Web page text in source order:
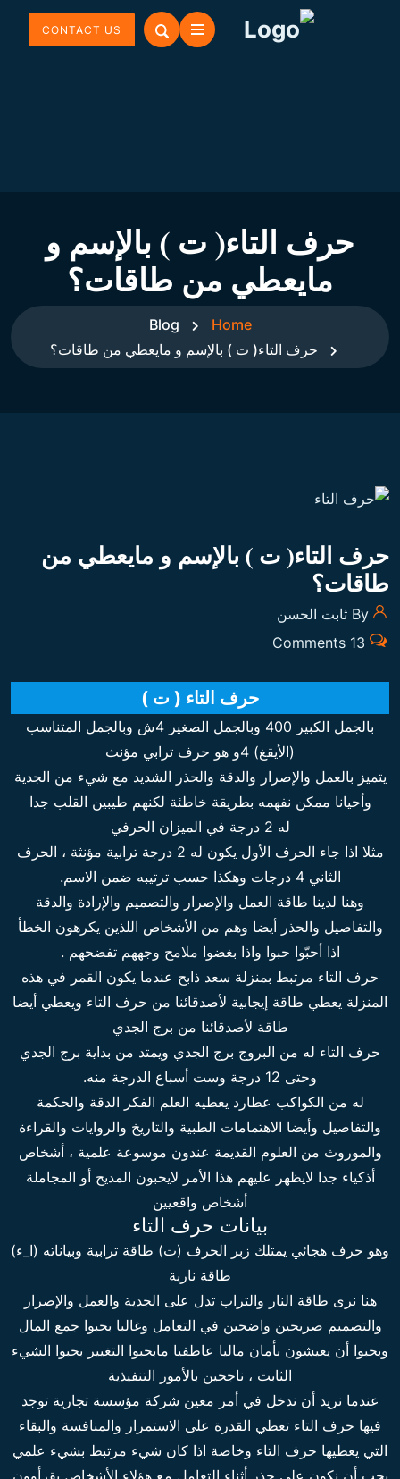
CONTACT US
حرف التاء( ت ) بالإسم و
مايعطي من طاقات؟
Home
Blog
حرف التاء( ت ) بالإسم و مايعطي من طاقات؟
حرف التاء( ت ) بالإسم و مايعطي من
طاقات؟
13 Comments
حرف التاء ( ت )
بالجمل الكبير 400 وبالجمل الصغير 4ش وبالجمل المتناسب
(الأيقغ) 4و هو حرف ترابي مؤنث
يتميز بالعمل والإصرار والدقة والحذر الشديد مع شيء من الجدية
وأحيانا ممكن نفهمه بطريقة خاطئة لكنهم طيبين القلب جدا
له 2 درجة في الميزان الحرفي
مثلا اذا جاء الحرف الأول يكون له 2 درجة ترابية مؤنثة ، الحرف
الثاني 4 درجات وهكذا حسب ترتيبه ضمن الاسم.
وهنا لدينا طاقة العمل والإصرار والتصميم والإرادة والدقة
والتفاصيل والحذر أيضا وهم من الأشخاص اللذين يكرهون الخطأ
اذا أحبّوا حبوا واذا بغضوا ملامح وجههم تفضحهم .
حرف التاء مرتبط بمنزلة سعد ذابح عندما يكون القمر في هذه
المنزلة يعطي طاقة إيجابية لأصدقائنا من حرف التاء ويعطي أيضا
طاقة لأصدقائنا من برج الجدي
حرف التاء له من البروج برج الجدي ويمتد من بداية برج الجدي
وحتى 12 درجة وست أسباع الدرجة منه.
له من الكواكب عطارد يعطيه العلم الفكر الدقة والحكمة
والتفاصيل وأيضا الاهتمامات الطبية والتاريخ والروايات والقراءة
والموروث من العلوم القديمة عندون موسوعة علمية ، أشخاص
أذكياء جدا لايظهر عليهم هذا الأمر لايحبون المديح أو المجاملة
أشخاص واقعيين
بيانات حرف التاء
وهو حرف هجائي يمتلك زبر الحرف (ت) طاقة ترابية وبياناته (ا_ء)
طاقة نارية
هنا نرى طاقة النار والتراب تدل على الجدية والعمل والإصرار
والتصميم صريحين واضحين في التعامل وغالبا بحبوا جمع المال
وبحبوا أن يعيشون بأمان ماليا عاطفيا مابحبوا التغيير بحبوا الشيء
الثابت ، ناجحين بالأمور التنفيذية
عندما نريد أن ندخل في أمر معين شركة مؤسسة تجارية توجد
فيها حرف التاء تعطي القدرة على الاستمرار والمنافسة والبقاء
التي يعطيها حرف التاء وخاصة اذا كان شيء مرتبط بشيء علمي
يجب أن نكون على حذر أثناء التعامل مع هؤلاء الأشخاص يقرأوون